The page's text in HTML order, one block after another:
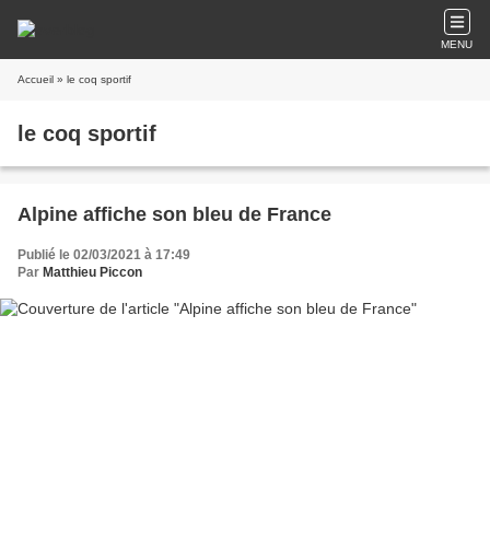
MENU
Accueil » le coq sportif
le coq sportif
Alpine affiche son bleu de France
Publié le 02/03/2021 à 17:49
Par Matthieu Piccon